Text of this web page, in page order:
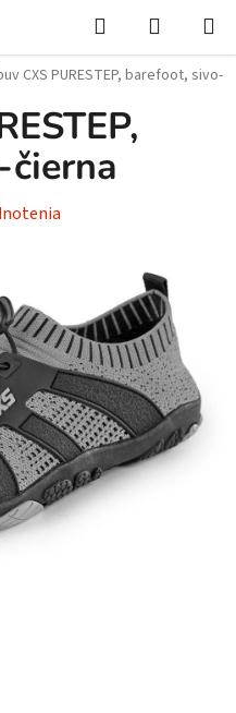
Hľadať
KOŠÍK
CXS PURESTEP, barefoot, sivo-